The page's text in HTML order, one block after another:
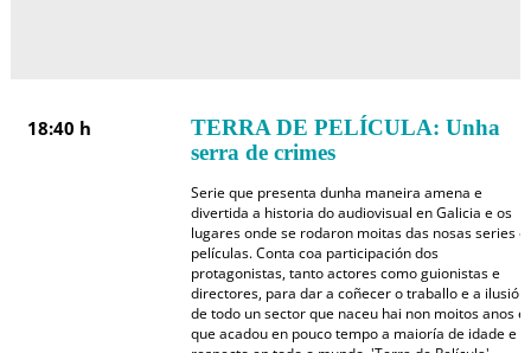
18:40 h
TERRA DE PELÍCULA: Unha
serra de crimes
Serie que presenta dunha maneira amena e
divertida a historia do audiovisual en Galicia e os
lugares onde se rodaron moitas das nosas series e
películas. Conta coa participación dos
protagonistas, tanto actores como guionistas e
directores, para dar a coñecer o traballo e a ilusión
de todo un sector que naceu hai non moitos anos e
que acadou en pouco tempo a maioría de idade e o